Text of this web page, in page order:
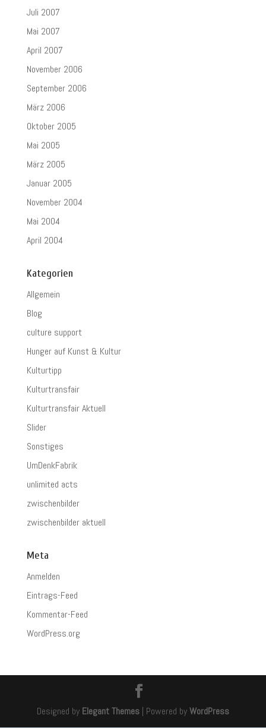
Juli 2007
Mai 2007
April 2007
November 2006
September 2006
März 2006
Oktober 2005
Mai 2005
März 2005
Januar 2005
November 2004
Mai 2004
April 2004
Kategorien
Allgemein
Blog
culture support
Hunger auf Kunst & Kultur
Kulturtipp
Kulturtransfair
Kulturtransfair Aktuell
Slider
Sonstiges
UmDenkFabrik
unlimited acts
zwischenbilder
zwischenbilder aktuell
Meta
Anmelden
Eintrags-Feed
Kommentar-Feed
WordPress.org
Designed by Elegant Themes| Powered byWordPress